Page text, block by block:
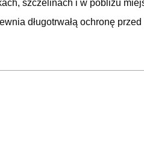
szczelinach i w pobliżu
długotrwałą ochronę